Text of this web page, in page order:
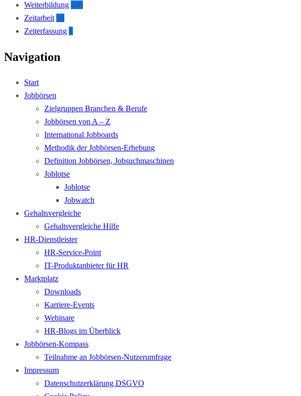
Weiterbildung 240
Zeitarbeit 90
Zeiterfassung 1
Navigation
Start
Jobbörsen
Zielgruppen Branchen & Berufe
Jobbörsen von A – Z
International Jobboards
Methodik der Jobbörsen-Erhebung
Definition Jobbörsen, Jobsuchmaschinen
Joblotse
Joblotse
Jobwatch
Gehaltsvergleiche
Gehaltsvergleiche Hilfe
HR-Dienstleister
HR-Service-Point
IT-Produktanbieter für HR
Marktplatz
Downloads
Karriere-Events
Webinare
HR-Blogs im Überblick
Jobbörsen-Kompass
Teilnahme an Jobbörsen-Nutzerumfrage
Impressum
Datenschutzerklärung DSGVO